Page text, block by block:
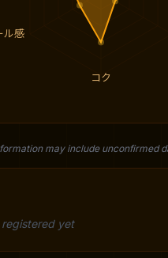
コク
ル感
may include unconfirmed
yet